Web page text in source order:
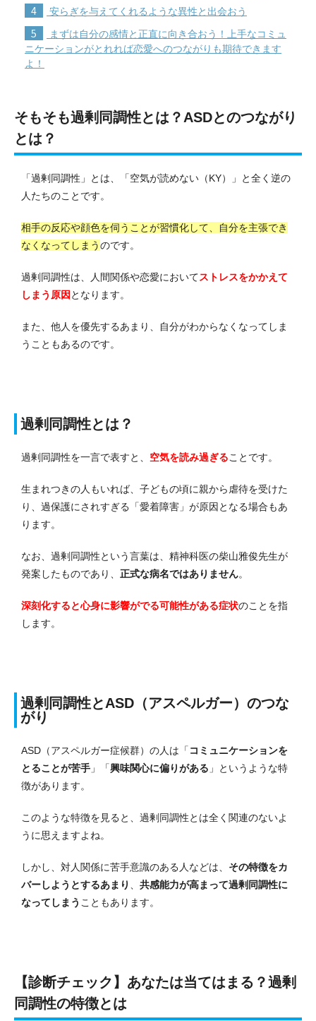
4 安らぎを与えてくれるような異性と出会おう
5
まずは自分の感情と正直に向き合おう！上手なコミュ
ニケーションがとれれば恋愛へのつながりも期待できます
よ！
そもそも過剰同調性とは？ASDとのつながり
とは？
「過剰同調性」とは、「空気が読めない（KY）」と全く逆の
人たちのことです。
相手の反応や顔色を伺うことが習慣化して、自分を主張でき
なくなってしまうのです。
過剰同調性は、人間関係や恋愛においてストレスをかかえて
しまう原因 となります。
また、他人を優先するあまり、自分がわからなくなってしま
うこともあるのです。
過剰同調性とは？
過剰同調性を一言で表すと、 空気を読み過ぎることです。
生まれつきの人もいれば、子どもの頃に親から虐待を受けた
り、過保護にされすぎる「愛着障害」が原因となる場合もあ
ります。
なお、過剰同調性という言葉は、精神科医の柴山雅俊先生が
発案したものであり、 正式な病名ではありません。
深刻化すると心身に影響がでる可能性がある症状のことを指
します。
過剰同調性とASD（アスペルガー）のつな
がり
ASD（アスペルガー症候群）の人は「 コミュニケーションを
とることが苦手 」「興味関心に偏りがある 」というような特
徴があります。
このような特徴を見ると、過剰同調性とは全く関連のないよ
うに思えますよね。
しかし、対人関係に苦手意識のある人などは、 その特徴をカ
バーしようとするあまり
共感能力が高まって過剰同調性に
なってしまう こともあります。
【診断チェック】あなたは当てはまる？過剰
同調性の特徴とは